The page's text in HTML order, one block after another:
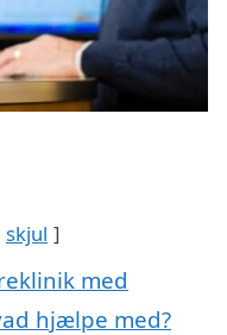
skjul
med
hjælpe med?